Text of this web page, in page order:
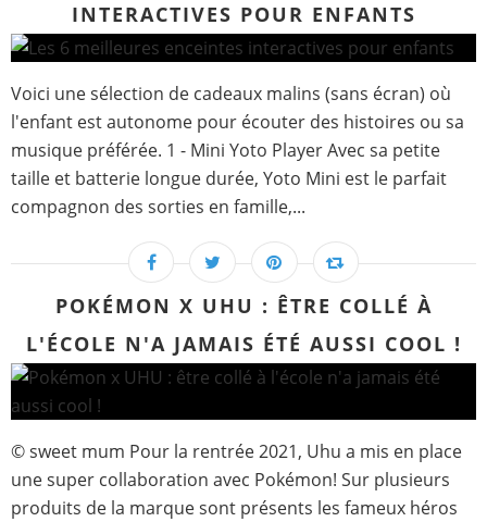
INTERACTIVES POUR ENFANTS
Voici une sélection de cadeaux malins (sans écran) où
l'enfant est autonome pour écouter des histoires ou sa
musique préférée. 1 - Mini Yoto Player Avec sa petite
taille et batterie longue durée, Yoto Mini est le parfait
compagnon des sorties en famille,...
POKÉMON X UHU : ÊTRE COLLÉ À
L'ÉCOLE N'A JAMAIS ÉTÉ AUSSI COOL !
© sweet mum Pour la rentrée 2021, Uhu a mis en place
une super collaboration avec Pokémon! Sur plusieurs
produits de la marque sont présents les fameux héros